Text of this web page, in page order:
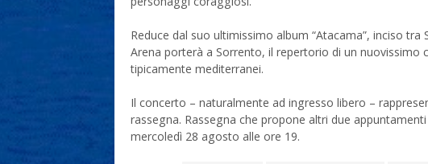
Reduce dal suo ultimissimo album “Atacama”, inciso
Arena porterà a Sorrento, il repertorio di un nuovissimo
tipicamente mediterranei.
Il concerto – naturalmente ad ingresso libero –
rassegna. Rassegna che propone altri due
mercoledì 28 agosto alle ore 19.